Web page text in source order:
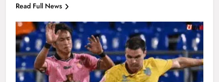
Read Full News